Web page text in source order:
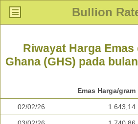
Bullion
Riwayat Harga Emas
Ghana (GHS) pada
Emas Harga/gram
02/02/26 1.643,14